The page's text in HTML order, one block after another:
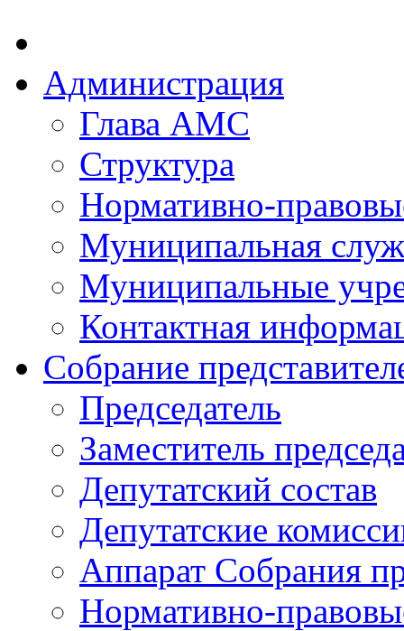
Администрация
Глава АМС
Структура
Нормативно-
Муниципальная
Муниципальные
Контактная
Собрание
Председатель
Заместитель
Депутатский состав
Депутатские
Аппарат Собрания
Нормативно-